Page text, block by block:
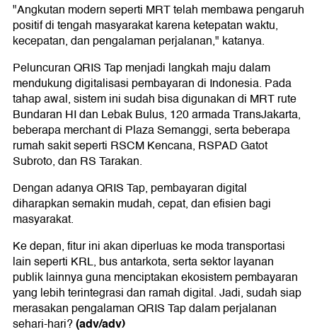
"Angkutan modern seperti MRT telah membawa pengaruh
positif di tengah masyarakat karena ketepatan waktu,
kecepatan, dan pengalaman perjalanan," katanya.
Peluncuran QRIS Tap menjadi langkah maju dalam
mendukung digitalisasi pembayaran di Indonesia. Pada
tahap awal, sistem ini sudah bisa digunakan di MRT rute
Bundaran HI dan Lebak Bulus, 120 armada TransJakarta,
beberapa merchant di Plaza Semanggi, serta beberapa
rumah sakit seperti RSCM Kencana, RSPAD Gatot
Subroto, dan RS Tarakan.
Dengan adanya QRIS Tap, pembayaran digital
diharapkan semakin mudah, cepat, dan efisien bagi
masyarakat.
Ke depan, fitur ini akan diperluas ke moda transportasi
lain seperti KRL, bus antarkota, serta sektor layanan
publik lainnya guna menciptakan ekosistem pembayaran
yang lebih terintegrasi dan ramah digital. Jadi, sudah siap
merasakan pengalaman QRIS Tap dalam perjalanan
sehari-hari?(adv/adv)